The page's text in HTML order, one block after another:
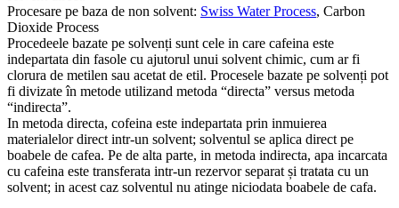
Procesare pe baza de non solvent: Swiss Water Process, Carbon
Dioxide Process
Procedeele bazate pe solvenți sunt cele in care cafeina este
indepartata din fasole cu ajutorul unui solvent chimic, cum ar fi
clorura de metilen sau acetat de etil. Procesele bazate pe solvenți pot
fi divizate în metode utilizand metoda “directa” versus metoda
“indirecta”.
In metoda directa, cofeina este indepartata prin inmuierea
materialelor direct intr-un solvent; solventul se aplica direct pe
boabele de cafea. Pe de alta parte, in metoda indirecta, apa incarcata
cu cafeina este transferata intr-un rezervor separat și tratata cu un
solvent; in acest caz solventul nu atinge niciodata boabele de cafa.